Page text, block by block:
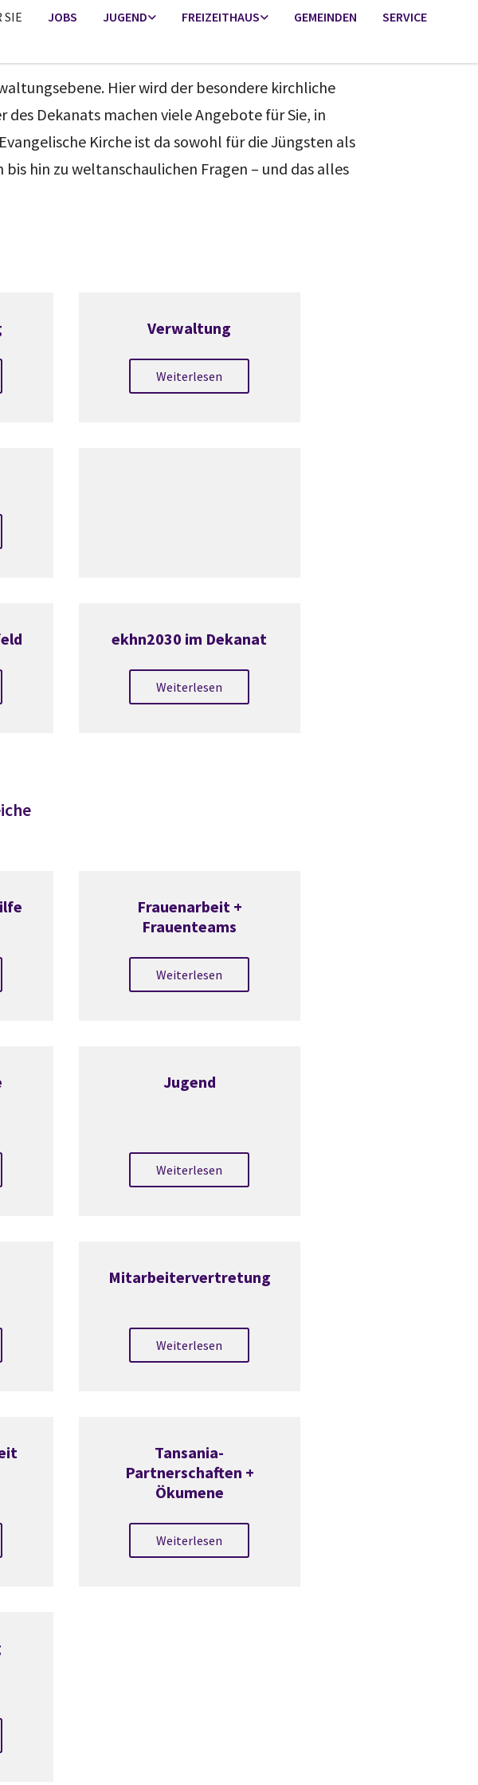
SIE JOBS JUGEND FREIZEITHAUS GEMEINDEN SERVICE
Hier wird der besondere kirchliche
Dekanats machen viele Angebote für Sie, in
Kirche ist da sowohl für die Jüngsten als
hin zu weltanschaulichen Fragen – und das alles
Verwaltung
Weiterlesen
ekhn2030 im Dekanat
Weiterlesen
Frauenarbeit +
Frauenteams
Weiterlesen
Jugend
Weiterlesen
Mitarbeitervertretung
Weiterlesen
Tansania-
Partnerschaften +
Ökumene
Weiterlesen